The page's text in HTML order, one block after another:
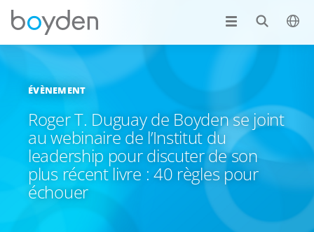
ÉVÈNEMENT
Roger T. Duguay de Boyden se joint
au webinaire de l’Institut du
leadership pour discuter de son
plus récent livre : 40 règles pour
échouer